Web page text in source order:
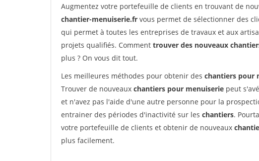
Augmentez votre portefeuille de clients en trouvant de
chantier-menuiserie.fr vous permet de sélectionner des
qui permet à toutes les entreprises de travaux et aux
projets qualifiés. Comment trouver des nouveaux
plus ? On vous dit tout.
Les meilleures méthodes pour obtenir des chantiers pour
Trouver de nouveaux chantiers pour menuiserie peut
et n'avez pas l'aide d'une autre personne pour la
entrainer des périodes d'inactivité sur les chantiers.
votre portefeuille de clients et obtenir de nouveaux
plus facilement.